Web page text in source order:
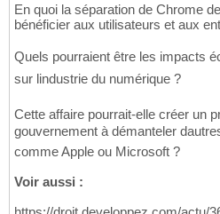
En quoi la séparation de Chrome
bénéficier aux utilisateurs et aux
Quels pourraient être les impacts
sur lindustrie du numérique ?
Cette affaire pourrait-elle créer un
gouvernement à démanteler
comme Apple ou Microsoft ?
Voir aussi :